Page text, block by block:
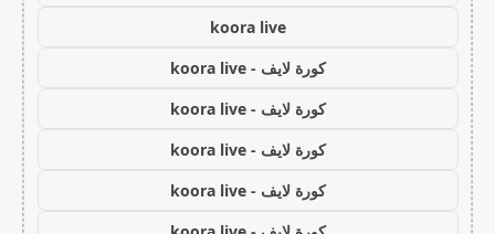
koora live
كورة لايف - koora live
كورة لايف - koora live
كورة لايف - koora live
كورة لايف - koora live